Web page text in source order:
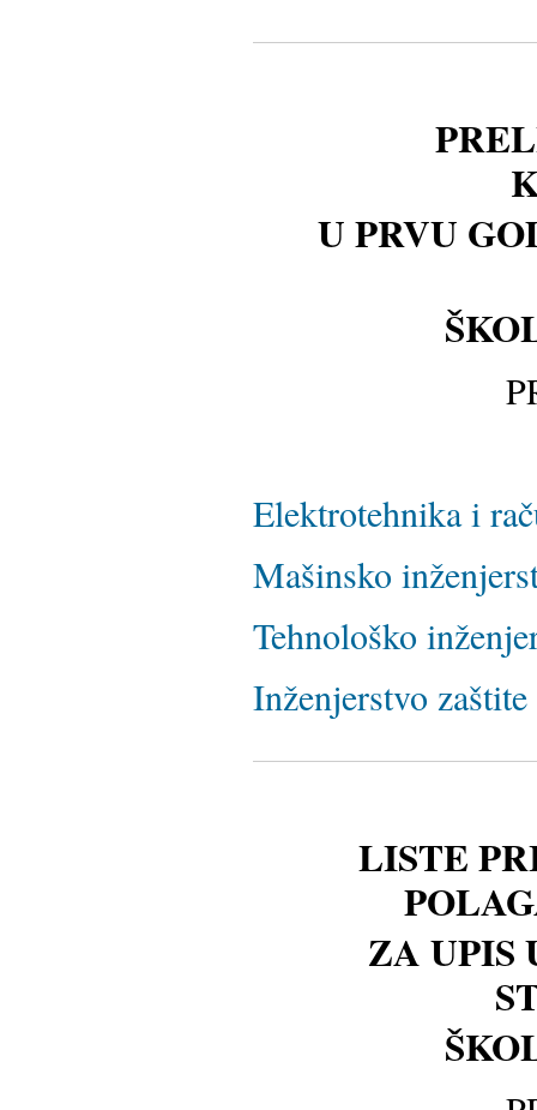
U PRVU
Elektrotehnika i
Mašinsko
Tehnološko
Inženjerstvo
LISTE
ZA UPIS